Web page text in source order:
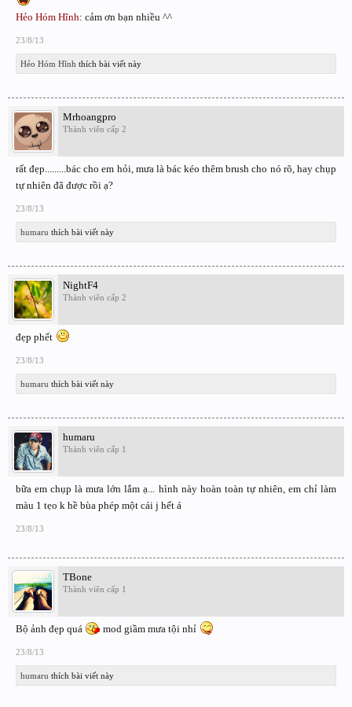
Hẻo Hóm Hĩnh: cảm ơn bạn nhiều ^^
23/8/13
Hẻo Hóm Hĩnh thích bài viết này
Mrhoangpro
Thành viên cấp 2
rất đẹp.........bác cho em hỏi, mưa là bác kéo thêm brush cho nó rõ, hay chụp
tự nhiên đã được rồi ạ?
23/8/13
humaru thích bài viết này
NightF4
Thành viên cấp 2
đẹp phết
23/8/13
humaru thích bài viết này
humaru
Thành viên cấp 1
bữa em chụp là mưa lớn lắm ạ... hình này hoàn toàn tự nhiên, em chỉ làm
màu 1 tẹo k hề bùa phép một cái j hết á
23/8/13
TBone
Thành viên cấp 1
Bộ ảnh đẹp quá mod giầm mưa tội nhỉ
23/8/13
humaru thích bài viết này